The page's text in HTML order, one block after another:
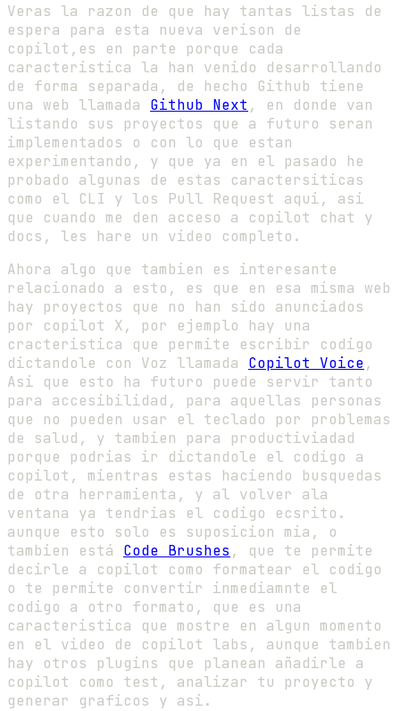
Veras la razon de que hay tantas listas de
espera para esta nueva verison de
copilot,es en parte porque cada
caracteristica la han venido desarrollando
de forma separada, de hecho Github tiene
una web llamada Github Next , en donde van
listando sus proyectos que a futuro seran
implementados o con lo que estan
experimentando, y que ya en el pasado he
probado algunas de estas caractersiticas
como el CLI y los Pull Request aqui, asi
que cuando me den acceso a copilot chat y
docs, les hare un video completo.
Ahora algo que tambien es interesante
relacionado a esto, es que en esa misma web
hay proyectos que no han sido anunciados
por copilot X, por ejemplo hay una
cracteristica que permite escribir codigo
dictandole con Voz llamada Copilot Voice,
Asi que esto ha futuro puede servir tanto
para accesibilidad, para aquellas personas
que no pueden usar el teclado por problemas
de salud, y tambien para productiviadad
porque podrias ir dictandole el codigo a
copilot, mientras estas haciendo busquedas
de otra herramienta, y al volver ala
ventana ya tendrias el codigo ecsrito.
aunque esto solo es suposicion mia, o
tambien está Code Brushes , que te permite
decirle a copilot como formatear el codigo
o te permite convertir inmediamnte el
codigo a otro formato, que es una
caracteristica que mostre en algun momento
en el video de copilot labs, aunque tambien
hay otros plugins que planean añadirle a
copilot como test, analizar tu proyecto y
generar graficos y asi.